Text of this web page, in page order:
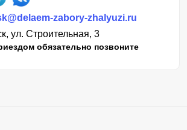
zabory-zhalyuzi.ru
ул. Строительная, 3
обязательно позвоните